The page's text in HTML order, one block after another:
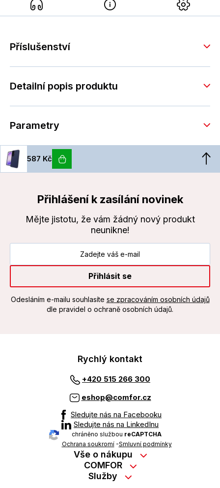
Příslušenství
Detailní popis produktu
Parametry
587 Kč
Přihlášení k zasílání novinek
Mějte jistotu, že vám žádný nový produkt
neunikne!
Přihlásit se
Odesláním e-mailu souhlasíte se zpracováním osobních údajů
dle pravidel o ochraně osobních údajů.
Rychlý kontakt
+420 515 266 300
eshop@comfor.cz
Sledujte nás na Facebooku
Sledujte nás na LinkedInu
chráněno službou reCAPTCHA
Ochrana soukromí-Smluvní podmínky
Vše o nákupu
Nákup na splátky
Možnosti platby
COMFOR
Kontakty
Služby